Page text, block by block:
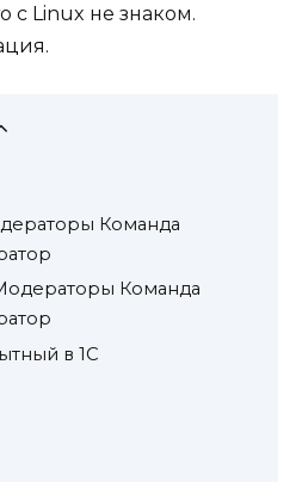
с Linux не знаком.
.
Команда
Команда
в 1С